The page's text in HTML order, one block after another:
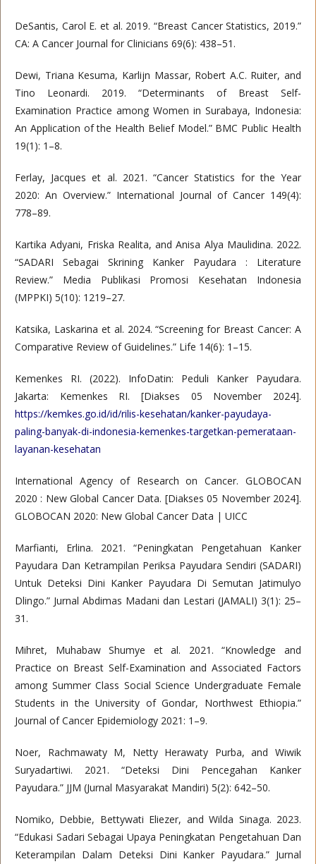
DeSantis, Carol E. et al. 2019. “Breast Cancer Statistics, 2019.”
CA: A Cancer Journal for Clinicians 69(6): 438–51.
Dewi, Triana Kesuma, Karlijn Massar, Robert A.C. Ruiter, and
Tino Leonardi. 2019. “Determinants of Breast Self-
Examination Practice among Women in Surabaya, Indonesia:
An Application of the Health Belief Model.” BMC Public Health
19(1): 1–8.
Ferlay, Jacques et al. 2021. “Cancer Statistics for the Year
2020: An Overview.” International Journal of Cancer 149(4):
778–89.
Kartika Adyani, Friska Realita, and Anisa Alya Maulidina. 2022.
“SADARI Sebagai Skrining Kanker Payudara : Literature
Review.” Media Publikasi Promosi Kesehatan Indonesia
(MPPKI) 5(10): 1219–27.
Katsika, Laskarina et al. 2024. “Screening for Breast Cancer: A
Comparative Review of Guidelines.” Life 14(6): 1–15.
Kemenkes RI. (2022). InfoDatin: Peduli Kanker Payudara.
Jakarta: Kemenkes RI. [Diakses 05 November 2024].
https://kemkes.go.id/id/rilis-kesehatan/kanker-payudaya-
paling-banyak-di-indonesia-kemenkes-targetkan-pemerataan-
layanan-kesehatan
International Agency of Research on Cancer. GLOBOCAN
2020 : New Global Cancer Data. [Diakses 05 November 2024].
GLOBOCAN 2020: New Global Cancer Data | UICC
Marfianti, Erlina. 2021. “Peningkatan Pengetahuan Kanker
Payudara Dan Ketrampilan Periksa Payudara Sendiri (SADARI)
Untuk Deteksi Dini Kanker Payudara Di Semutan Jatimulyo
Dlingo.” Jurnal Abdimas Madani dan Lestari (JAMALI) 3(1): 25–
31.
Mihret, Muhabaw Shumye et al. 2021. “Knowledge and
Practice on Breast Self-Examination and Associated Factors
among Summer Class Social Science Undergraduate Female
Students in the University of Gondar, Northwest Ethiopia.”
Journal of Cancer Epidemiology 2021: 1–9.
Noer, Rachmawaty M, Netty Herawaty Purba, and Wiwik
Suryadartiwi. 2021. “Deteksi Dini Pencegahan Kanker
Payudara.” JJM (Jurnal Masyarakat Mandiri) 5(2): 642–50.
Nomiko, Debbie, Bettywati Eliezer, and Wilda Sinaga. 2023.
“Edukasi Sadari Sebagai Upaya Peningkatan Pengetahuan Dan
Keterampilan Dalam Deteksi Dini Kanker Payudara.” Jurnal